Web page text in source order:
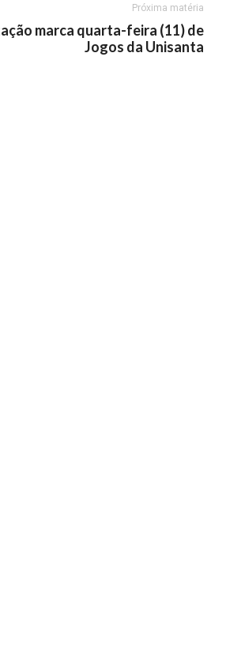
Próxima matéria
marca quarta-feira (11) de
Jogos da Unisanta